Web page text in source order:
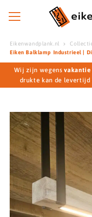
Eikenwandplank.nl
Eiken Balklamp Industrieel |
Wij zijn wegens
drukte kan de